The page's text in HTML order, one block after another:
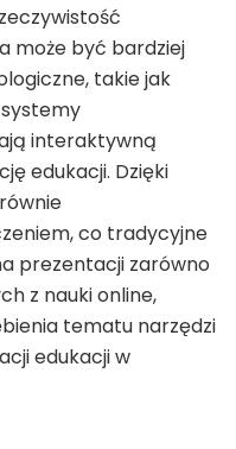
może być bardziej
takie jak
interaktywną
edukacji. Dzięki
co tradycyjne
prezentacji zarówno
z nauki online,
tematu narzędzi
edukacji w